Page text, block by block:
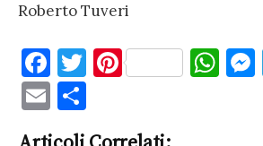
Roberto Tuveri
F
a
c
T Pi W
E
m